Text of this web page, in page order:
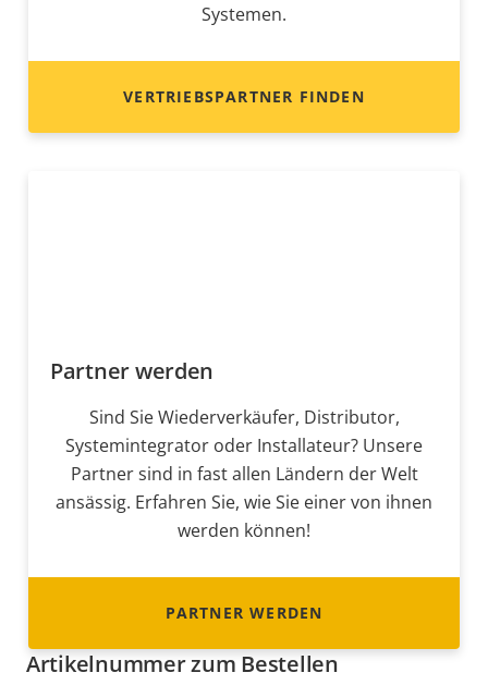
Systemen.
VERTRIEBSPARTNER FINDEN
Partner werden
Sind Sie Wiederverkäufer, Distributor,
Systemintegrator oder Installateur? Unsere
Partner sind in fast allen Ländern der Welt
ansässig. Erfahren Sie, wie Sie einer von ihnen
werden können!
PARTNER WERDEN
Artikelnummer zum Bestellen